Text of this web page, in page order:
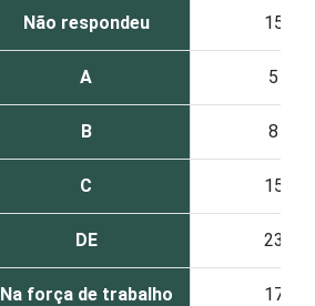
Não respondeu 15
A 5
B 8
C 15
DE 23
Na força de trabalho 17